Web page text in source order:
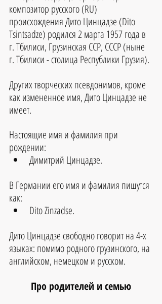
композитор русского (RU)
происхождения Дито Цинцадзе (Dito
Tsintsadze) родился 2 марта 1957 года в
г. Тбилиси, Грузинская ССР, СССР (ныне
г. Тбилиси - столица Республики Грузия).
Других творческих псевдонимов, кроме
как измененное имя, Дито Цинцадзе не
имеет.
Настоящие имя и фамилия при
рождении:
Димитрий Цинцадзе.
В Германии его имя и фамилия пишутся
как:
Dito Zinzadse.
Дито Цинцадзе свободно говорит на 4-х
языках: помимо родного грузинского, на
английском, немецком и русском.​
Про родителей и семью